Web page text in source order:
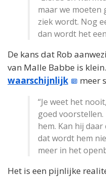
maar we moeten
ziek wordt. Nog
dan wordt het
De kans dat Rob
van Malle Babbe is
waarschijnlijk
meer
“Je weet het
goed
hem. Kan hij
dat wordt hem
meer in het
Het is een pijnlijke